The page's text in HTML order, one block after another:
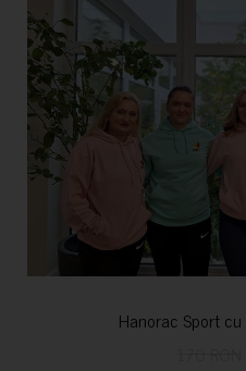
Hanorac Sport